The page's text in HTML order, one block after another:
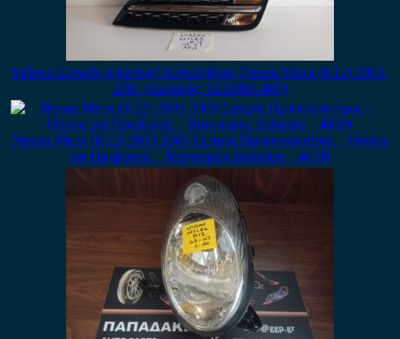
Μάσκα Εμπρός Αριστερή Άσπρο Φλας Nissan Micra (K12) 2003-
2007 (Κωδικός: 62330BC400)
Nissan Micra (K12) 2003-2005 Εμπρός Προφυλακτήρας – Θέσεις
για Προβολείς – Καινούριος Imitation – 40,00